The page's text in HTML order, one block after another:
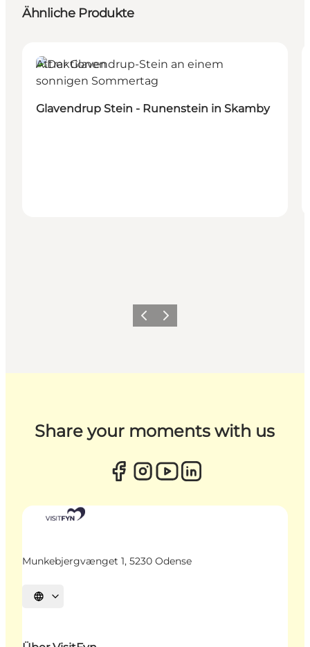
Ähnliche Produkte
Attraktionen
Glavendrup Stein - Runenstein in Skamby
ZurückWeiter
Share your moments with us
Munkebjergvænget 1, 5230 Odense
Sprache auswählen